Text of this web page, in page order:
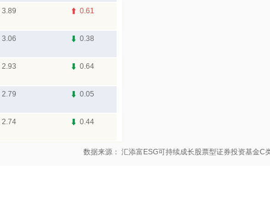
3.89 0.61
3.06 0.38
2.93 0.64
2.79 0.05
2.74 0.44
数据来源： 汇添富ESG可持续成长股票型证券投资基金C